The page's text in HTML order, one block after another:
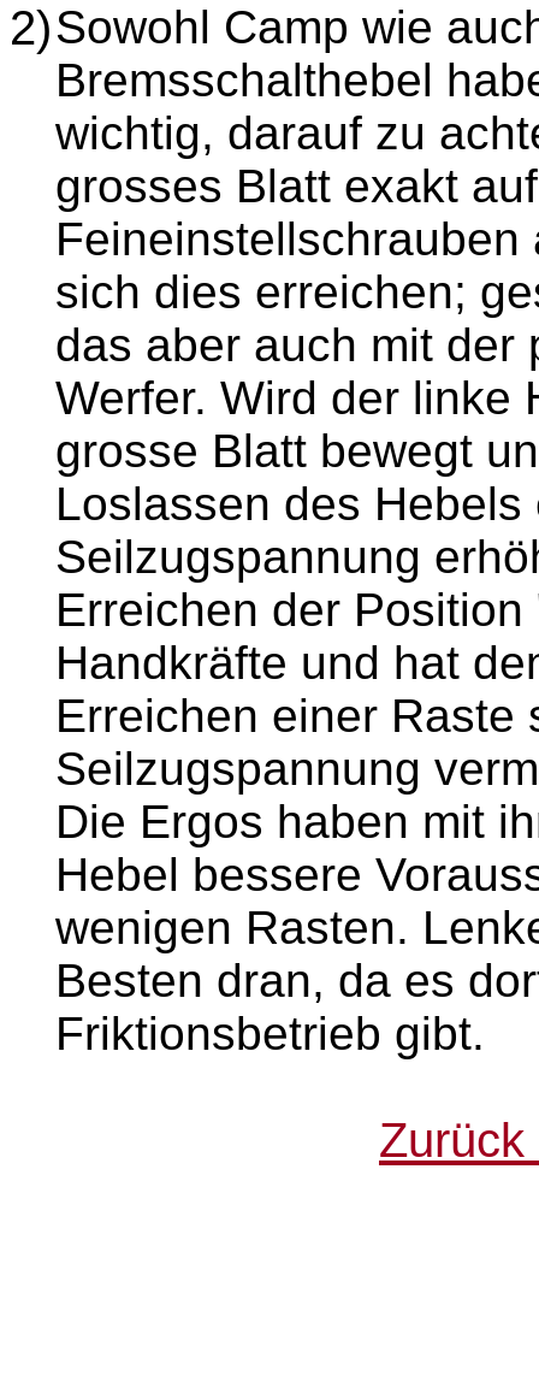
2)Sowohl Camp wie
Bremsschalthebel
wichtig, darauf zu
grosses Blatt exakt
sich dies erreichen;
das aber auch mit der
Werfer. Wird der linke
grosse Blatt bewegt
Loslassen des
Seilzugspannung
Erreichen der
Handkräfte und hat
Erreichen einer Raste
Seilzugspannung
Die Ergos haben mit
Hebel bessere
wenigen Rasten.
Besten dran, da es
Friktionsbetrieb gibt.
Zurück